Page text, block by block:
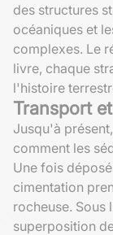
des structures
océaniques et
complexes. Le
livre, chaque
l'histoire
Transport
Jusqu'à
comment les
Une fois
cimentation
rocheuse. Sous
superposition